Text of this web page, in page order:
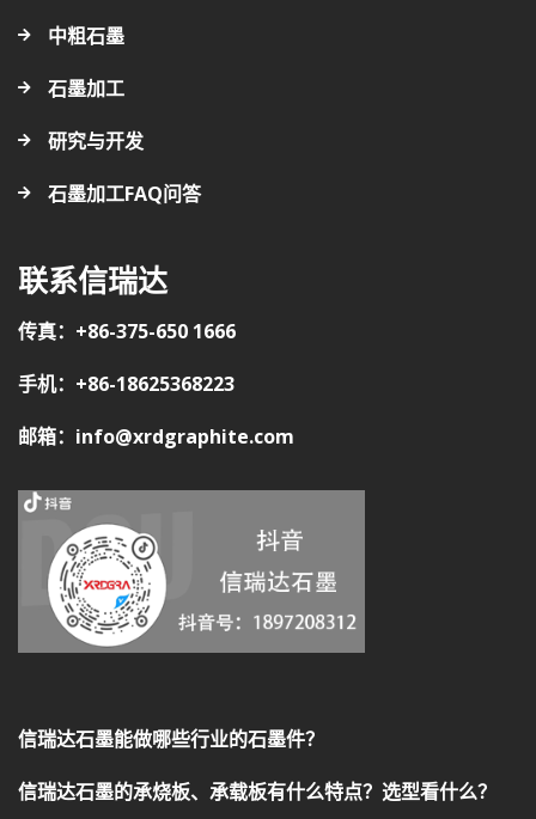
中粗石墨
石墨加工
研究与开发
石墨加工FAQ问答
联系信瑞达
传真：+86-375-650 1666
手机：+86-18625368223
邮箱：info@xrdgraphite.com
信瑞达石墨能做哪些行业的石墨件？
信瑞达石墨的承烧板、承载板有什么特点？选型看什么？